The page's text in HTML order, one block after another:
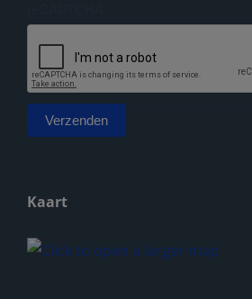
Verzenden
Kaart